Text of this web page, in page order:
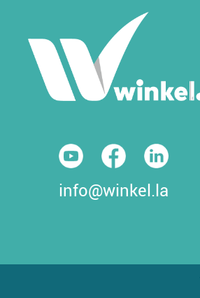
info@winkel.la